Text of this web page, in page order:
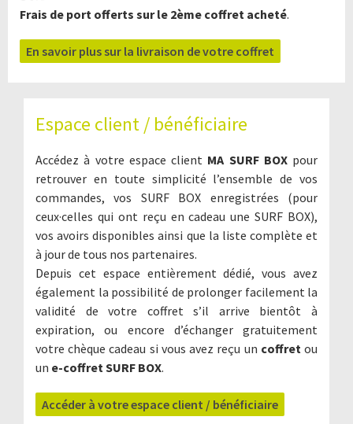
Frais de port offerts sur le 2ème coffret acheté.
En savoir plus sur la livraison de votre coffret
Espace client / bénéficiaire
Accédez à votre espace client MA SURF BOXpour
retrouver en toute simplicité l’ensemble de vos
commandes, vos SURF BOX enregistrées (pour
ceux·celles qui ont reçu en cadeau une SURF BOX),
vos avoirs disponibles ainsi que la liste complète et
à jour de tous nos partenaires.
Depuis cet espace entièrement dédié, vous avez
également la possibilité de prolonger facilement la
validité de votre coffret s’il arrive bientôt à
expiration, ou encore d’échanger gratuitement
votre chèque cadeau si vous avez reçu un coffretou
un e-coffret SURF BOX.
Accéder à votre espace client / bénéficiaire